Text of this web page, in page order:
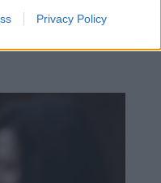
Privacy Policy
el Partido